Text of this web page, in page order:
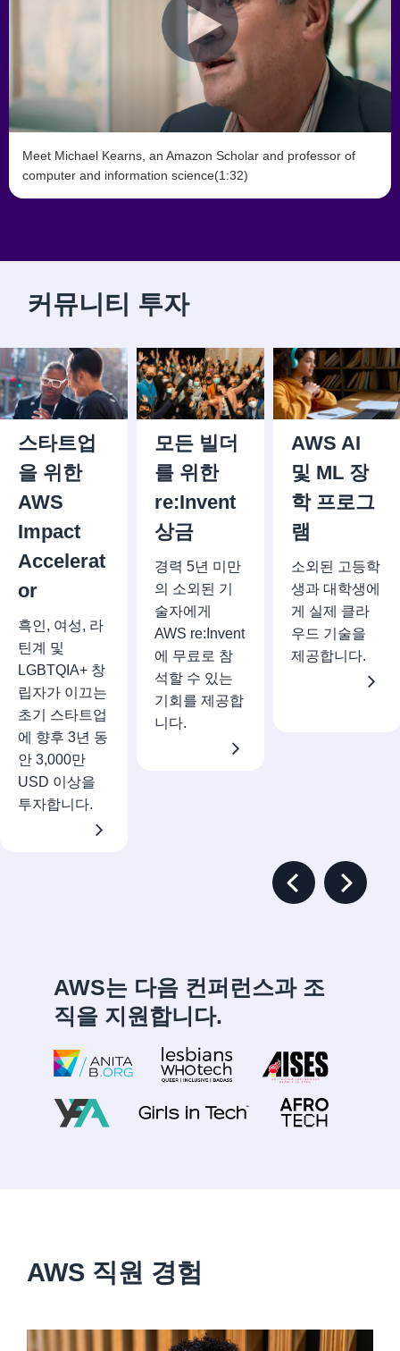
Meet Michael Kearns, an Amazon Scholar and professor of
computer and information science(1:32)
커뮤니티 투자
스타트업
을 위한
AWS
Impact
Accelerat
or
흑인, 여성, 라
틴계 및
LGBTQIA+ 창
립자가 이끄는
초기 스타트업
에 향후 3년 동
안 3,000만
USD 이상을
투자합니다.
모든 빌더
를 위한
re:Invent
상금
경력 5년 미만
의 소외된 기
술자에게
AWS re:Invent
에 무료로 참
석할 수 있는
기회를 제공합
니다.
AWS AI
및 ML 장
학 프로그
램
소외된 고등학
생과 대학생에
게 실제 클라
우드 기술을
제공합니다.
Previous Slide
Next
AWS는 다음 컨퍼런스과 조
직을 지원합니다.
AWS 직원 경험